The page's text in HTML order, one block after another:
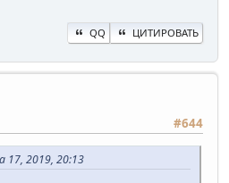
QQ ЦИТИРОВАТЬ
#644
2019, 20:13